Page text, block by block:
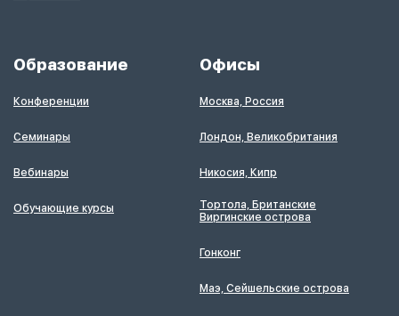
Образование
Конференции
Семинары
Вебинары
Обучающие курсы
Офисы
Москва, Россия
Лондон, Великобритания
Никосия, Кипр
Тортола, Британские
Виргинские острова
Гонконг
Маэ, Сейшельские острова